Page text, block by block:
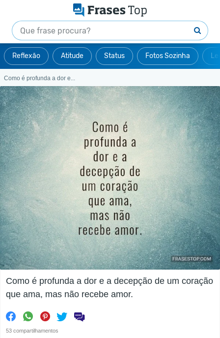
Reflexão Atitude Status Fotos Sozinha
Como é profunda a dor e...
Como é profunda a dor e a decepção de um coração
que ama, mas não recebe amor.
53 compartilhamentos